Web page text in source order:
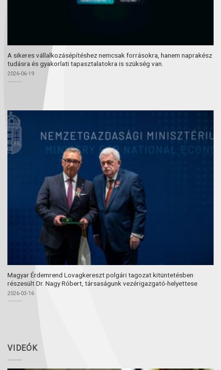
A sikeres vállalkozásépítéshez nemcsak forrásokra, hanem naprakész
tudásra és gyakorlati tapasztalatokra is szükség van.
2026-06-19
Magyar Érdemrend Lovagkereszt polgári tagozat kitüntetésben
részesült Dr. Nagy Róbert, társaságunk vezérigazgató-helyettese
2026-03-16
VIDEÓK